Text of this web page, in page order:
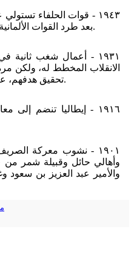
١٩٤٣ - قوات الحلفاء
بعد طرد القوات الألمانية منها أثناء الحرب العالمية الثانية.
١٩٣١ - أعمال شغب
الانقلاب المخطط له،
تحقيق هدفهم، عرفت هذه الأحداث بحادثة مارس.
١٩١٦ - إيطاليا تنضم
١٩٠١ - نشوب معركة
وأهالي حائل وقبيلة شمر من
والأمير عبد العزيز بن سعود